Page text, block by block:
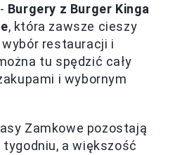
Burgery z Burger Kinga
, która zawsze cieszy
restauracji i
tu spędzić cały
i wybornym
Zamkowe pozostają
a większość